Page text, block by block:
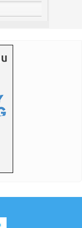
Olimpijakos se
Ljubljana – 12.09.2026
medijima o "Oluji": To j...
cene?